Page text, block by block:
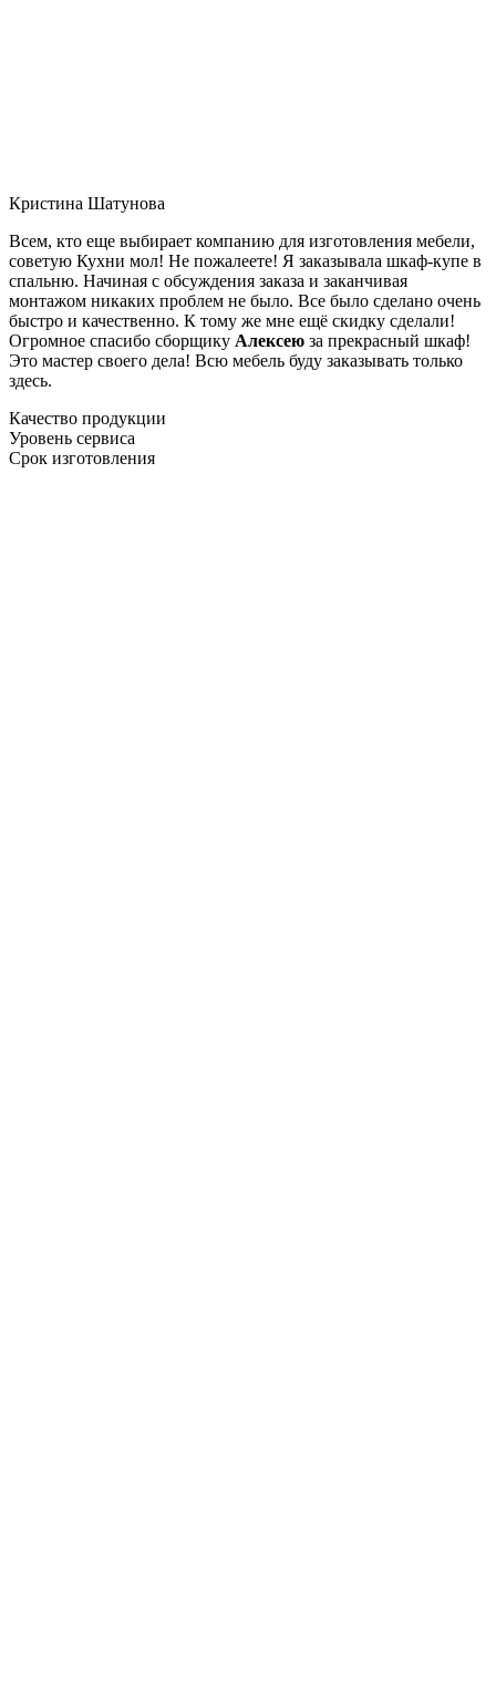
Кристина Шатунова
Всем, кто еще выбирает компанию для изготовления мебели,
советую Кухни мол! Не пожалеете! Я заказывала шкаф-купе в
спальню. Начиная с обсуждения заказа и заканчивая
монтажом никаких проблем не было. Все было сделано очень
быстро и качественно. К тому же мне ещё скидку сделали!
Огромное спасибо сборщику Алексею за прекрасный шкаф!
Это мастер своего дела! Всю мебель буду заказывать только
здесь.
Качество продукции
Уровень сервиса
Срок изготовления